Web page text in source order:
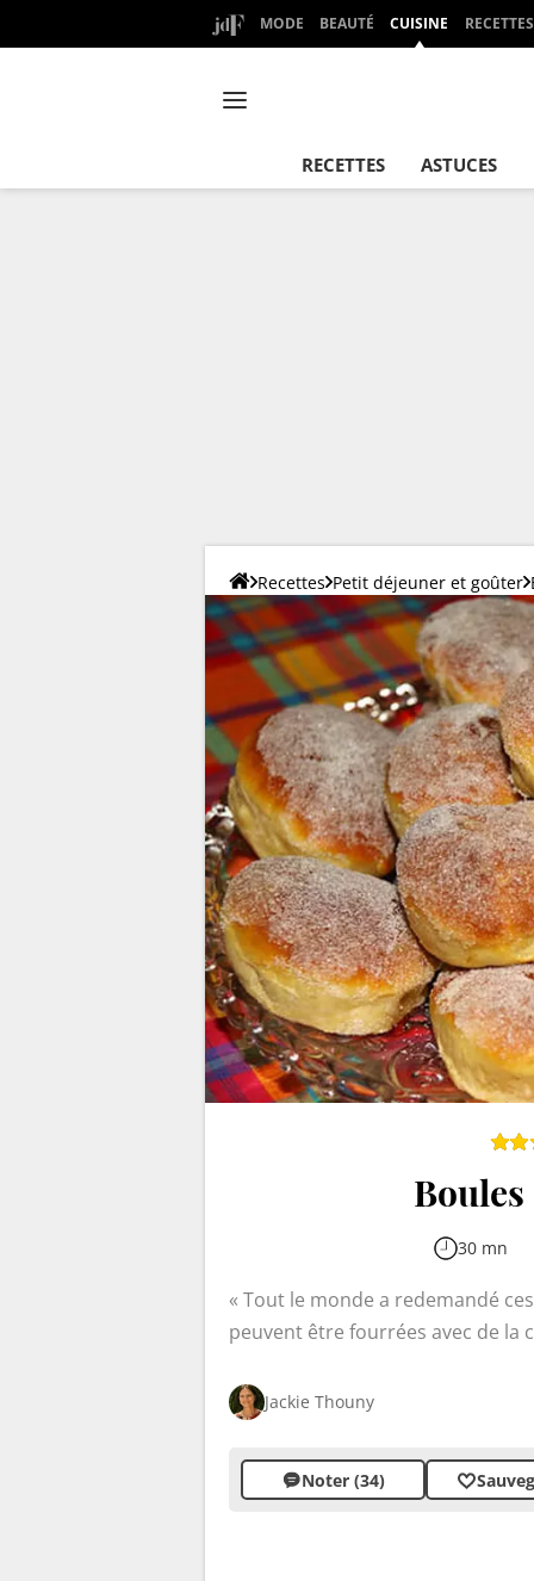
MODE BEAUTÉ CUISINE RECETTES
RECETTES ASTUCES
Recettes Petit déjeuner et goûter
30 mn
Tout le monde a redemandé
peuvent être fourrées avec de la
bonheur des petits et des
goûter ou dessert.
Jackie Thouny
Noter (34)